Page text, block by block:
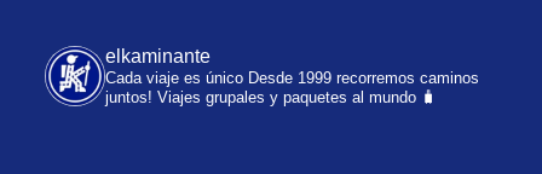
elkaminante
Cada viaje es único Desde 1999 recorremos caminos
juntos! Viajes grupales y paquetes al mundo 🧳